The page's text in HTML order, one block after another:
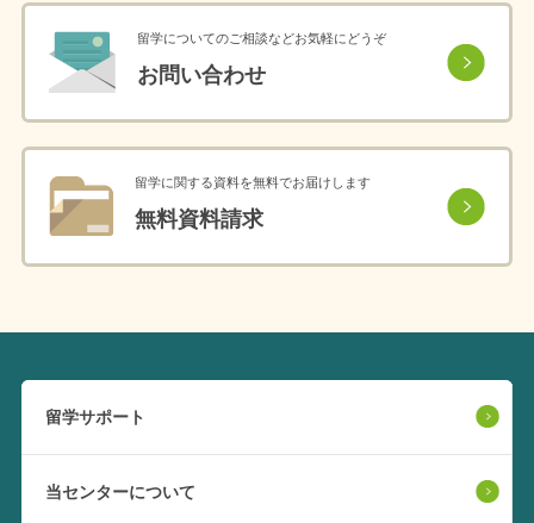
留学についてのご相談などお気軽にどうぞ
お問い合わせ
留学に関する資料を無料でお届けします
無料資料請求
留学サポート
当センターについて